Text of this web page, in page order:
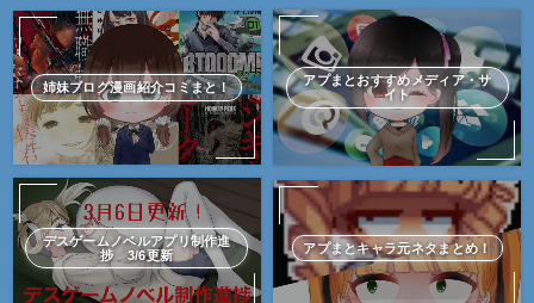
姉妹ブログ漫画紹介コミまと！
アプまとおすすめメディア・サ
イト
デスゲームノベルアプリ制作進
捗 3/6更新
アプまとキャラ元ネタまとめ！